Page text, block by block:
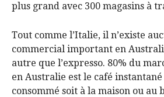
plus grand avec 300 magasins à
Tout comme l’Italie, il n’existe
commercial important en
autre que l’expresso. 80% du
en Australie est le café
consommé soit à la maison ou au